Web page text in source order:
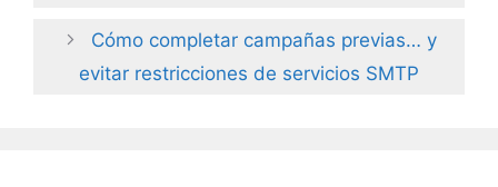
Cómo completar campañas previas… y
evitar restricciones de servicios SMTP